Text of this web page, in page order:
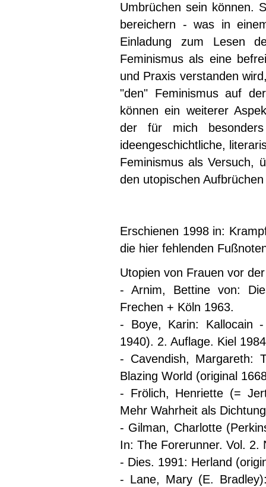
Umbrüchen sein können.
bereichern - was in
Einladung zum Lesen
Feminismus als eine
und Praxis verstanden
"den" Feminismus auf
können ein weiterer
der für mich
ideengeschichtliche,
Feminismus als Versuch,
den utopischen
Erschienen 1998 in:
die hier fehlenden
Utopien von Frauen vor
- Arnim, Bettine von:
Frechen + Köln 1963.
- Boye, Karin: Kallocain
1940). 2. Auflage. Kiel
- Cavendish, Margareth:
Blazing World (original
- Frölich, Henriette (=
Mehr Wahrheit als
- Gilman, Charlotte
In: The Forerunner. Vol. 2.
- Dies. 1991: Herland
- Lane, Mary (E.